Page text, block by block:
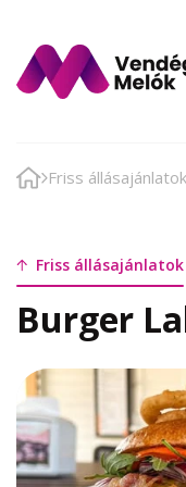
Friss állásajánlatok
Friss állásajánlatok
Burger